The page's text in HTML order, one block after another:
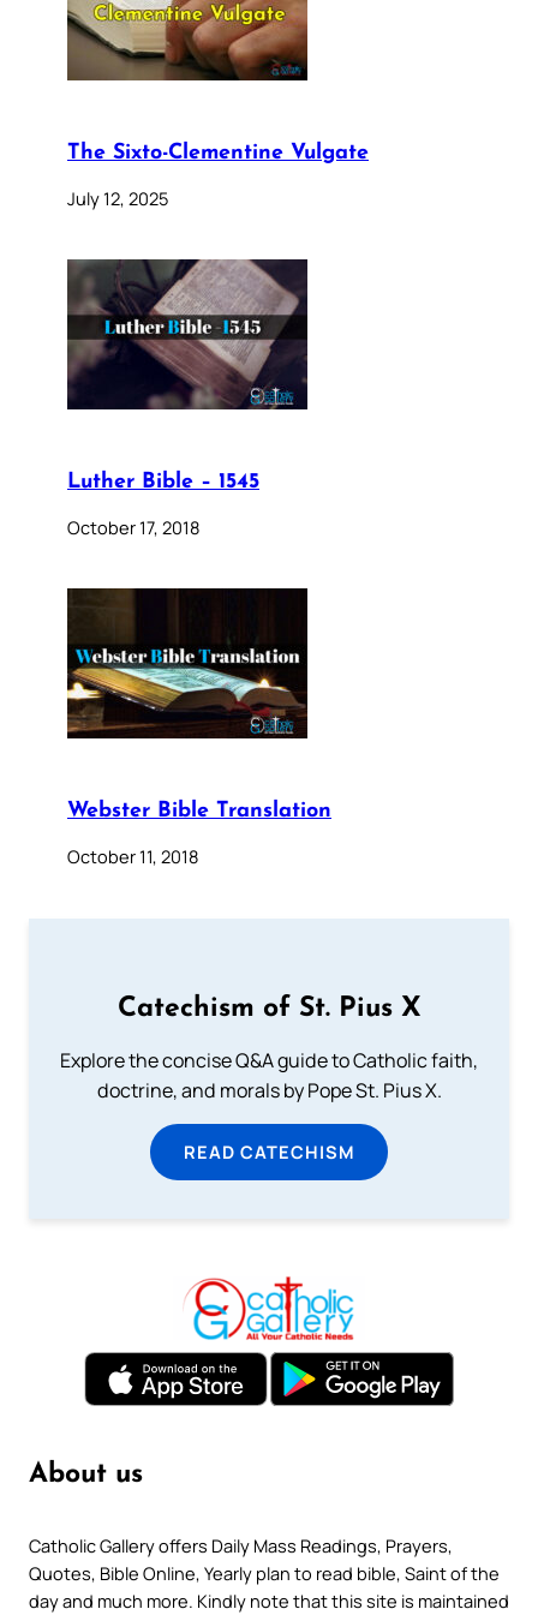
The Sixto-Clementine Vulgate
July 12, 2025
Luther Bible – 1545
October 17, 2018
Webster Bible Translation
October 11, 2018
Catechism of St. Pius X
Explore the concise Q&A guide to Catholic faith,
doctrine, and morals by Pope St. Pius X.
READ CATECHISM
About us
Catholic Gallery offers Daily Mass Readings, Prayers,
Quotes, Bible Online, Yearly plan to read bible, Saint of the
day and much more. Kindly note that this site is maintained